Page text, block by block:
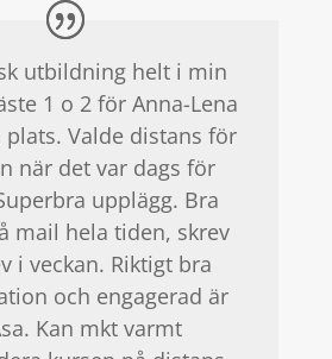
utbildning helt i min
1 o 2 för Anna-Lena
Valde distans för
när det var dags för
upplägg. Bra
mail hela tiden, skrev
i veckan. Riktigt bra
och engagerad är
Kan mkt varmt